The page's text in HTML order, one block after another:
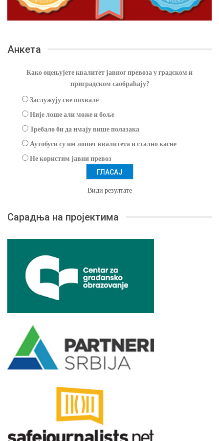
Анкета
Како оцењујете квалитет јавног превоза у градском и
приградском саобраћају?
Заслужују све похвале
Није лоше али може и боље
Требало би да имају више полазака
Аутобуси су им лошег квалитета и стално касне
Не користим јавни превоз
Види резултате
Сарадња на пројектима